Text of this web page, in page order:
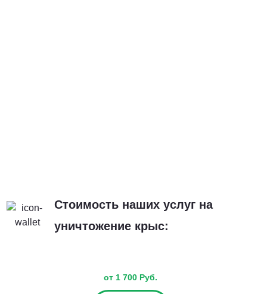
Стоимость наших услуг на
уничтожение крыс:
от 1 700 Руб.